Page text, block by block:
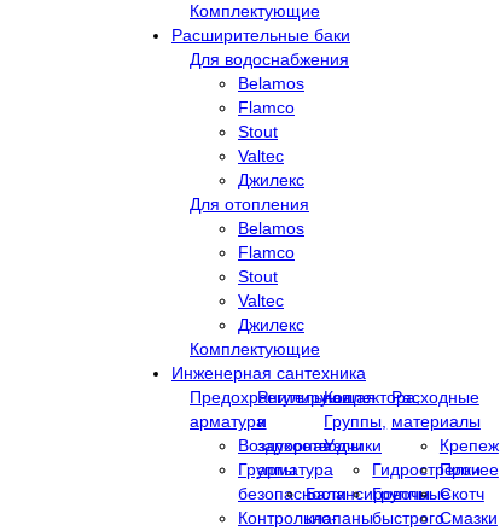
Комплектующие
Расширительные баки
Для водоснабжения
Belamos
Flamco
Stout
Valtec
Джилекс
Для отопления
Belamos
Flamco
Stout
Valtec
Джилекс
Комплектующие
Инженерная сантехника
Предохранительная
арматура
Воздухоотводчики
Группы
безопасности
Контрольно-
Регулирующая
и
запорная
арматура
Балансировочные
клапаны
Коллектора,
Группы,
Узлы
Гидрострелки
Группы
быстрого
Расходные
материалы
Крепеж
Прочее
Скотч
Смазки